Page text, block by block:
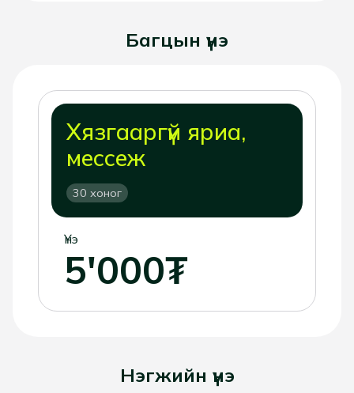
Багцын үнэ
Хязгааргүй яриа,
мессеж
30 хоног
Үнэ
5'000₮
Нэгжийн үнэ